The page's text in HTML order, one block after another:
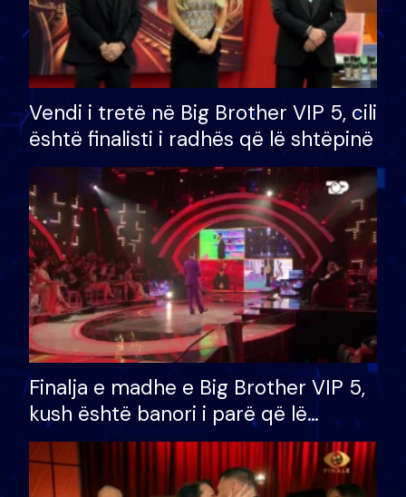
Vendi i tretë në Big Brother VIP 5, cili
është finalisti i radhës që lë shtëpinë
Finalja e madhe e Big Brother VIP 5,
kush është banori i parë që lë
shtëpinë dhe humb mundësinë për
të fituar çmimin e madh